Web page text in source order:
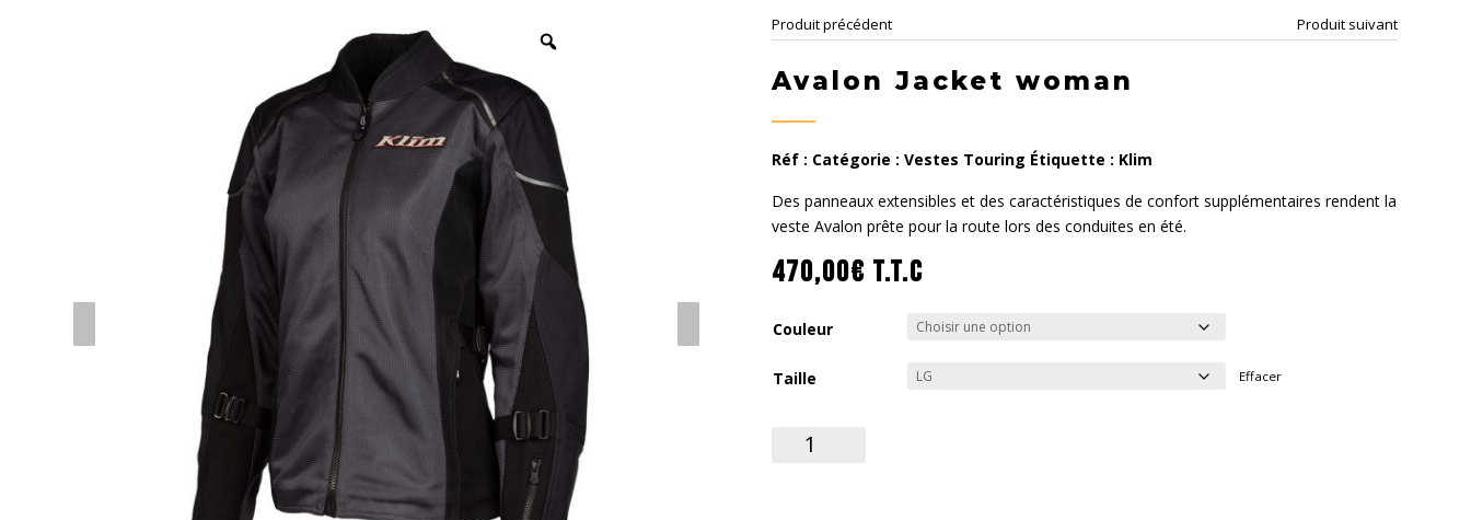
Produit précédent Produit suivant
Avalon Jacket woman
Réf : Catégorie :Vestes Touring Étiquette : Klim
Des panneaux extensibles et des caractéristiques de confort supplémentaires rendent la
veste Avalon prête pour la route lors des conduites en été.
470,00€ T.T.C
Couleur
Taille Effacer
quantité